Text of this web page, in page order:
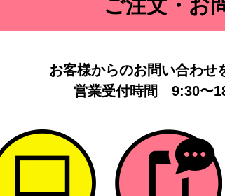
ご注文・お
お客様からのお問い合わせ
営業受付時間 9:30〜